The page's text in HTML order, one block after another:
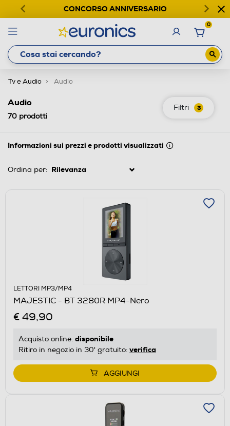
CONCORSO ANNIVERSARIO
0
Tv e Audio Audio
Filtri 3
Audio
70 prodotti
Informazioni sui prezzi e prodotti visualizzati
Ordina per:
LETTORI MP3/MP4
MAJESTIC - BT 3280R MP4-Nero
€ 49,90
Acquisto online: disponibile
Ritiro in negozio in 30' gratuito: verifica
AGGIUNGI